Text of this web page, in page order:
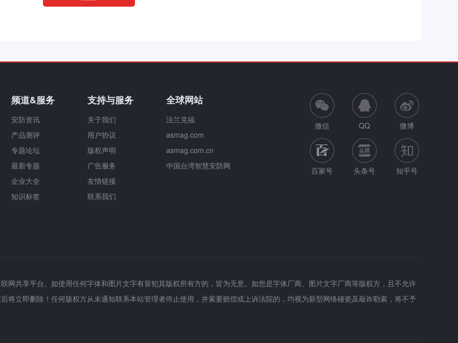
频道&服务
安防资讯
产品测评
专题论坛
最新专题
企业大全
知识标签
支持与服务
关于我们
用户协议
版权声明
广告服务
友情链接
联系我们
全球网站
法兰克福
asmag.com
asmag.com.cn
中国台湾智慧安防网
微信 QQ 微博
百家号 头条号 知乎号
网共享平台。如使用任何字体和图片文字有冒犯其版权所有方的，皆为无意。如您是字体厂商、图片文字厂商等版权方，且不允许
将立即删除！任何版权方从未通知联系本站管理者停止使用，并索要赔偿或上诉法院的，均视为新型网络碰瓷及敲诈勒索，将不予